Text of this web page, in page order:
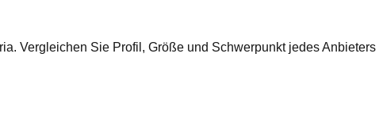
Vergleichen Sie Profil, Größe und Schwerpunkt jedes Anbieters